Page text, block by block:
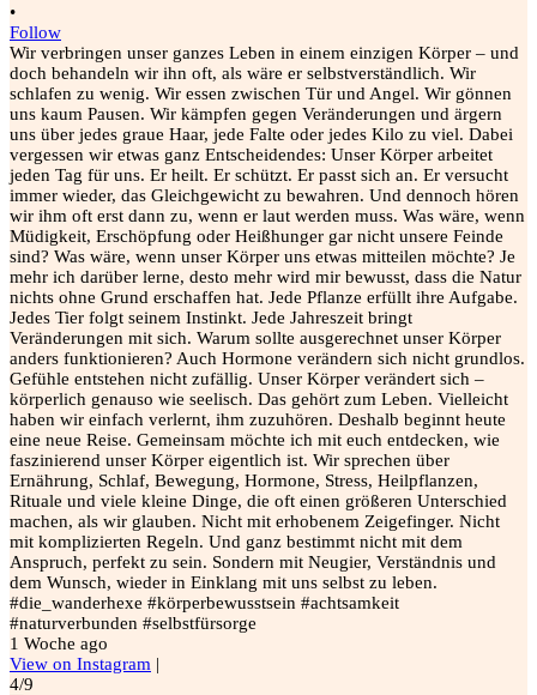
•
Follow
Wir verbringen unser ganzes Leben in einem einzigen Körper – und
doch behandeln wir ihn oft, als wäre er selbstverständlich. Wir
schlafen zu wenig. Wir essen zwischen Tür und Angel. Wir gönnen
uns kaum Pausen. Wir kämpfen gegen Veränderungen und ärgern
uns über jedes graue Haar, jede Falte oder jedes Kilo zu viel. Dabei
vergessen wir etwas ganz Entscheidendes: Unser Körper arbeitet
jeden Tag für uns. Er heilt. Er schützt. Er passt sich an. Er versucht
immer wieder, das Gleichgewicht zu bewahren. Und dennoch hören
wir ihm oft erst dann zu, wenn er laut werden muss. Was wäre, wenn
Müdigkeit, Erschöpfung oder Heißhunger gar nicht unsere Feinde
sind? Was wäre, wenn unser Körper uns etwas mitteilen möchte? Je
mehr ich darüber lerne, desto mehr wird mir bewusst, dass die Natur
nichts ohne Grund erschaffen hat. Jede Pflanze erfüllt ihre Aufgabe.
Jedes Tier folgt seinem Instinkt. Jede Jahreszeit bringt
Veränderungen mit sich. Warum sollte ausgerechnet unser Körper
anders funktionieren? Auch Hormone verändern sich nicht grundlos.
Gefühle entstehen nicht zufällig. Unser Körper verändert sich –
körperlich genauso wie seelisch. Das gehört zum Leben. Vielleicht
haben wir einfach verlernt, ihm zuzuhören. Deshalb beginnt heute
eine neue Reise. Gemeinsam möchte ich mit euch entdecken, wie
faszinierend unser Körper eigentlich ist. Wir sprechen über
Ernährung, Schlaf, Bewegung, Hormone, Stress, Heilpflanzen,
Rituale und viele kleine Dinge, die oft einen größeren Unterschied
machen, als wir glauben. Nicht mit erhobenem Zeigefinger. Nicht
mit komplizierten Regeln. Und ganz bestimmt nicht mit dem
Anspruch, perfekt zu sein. Sondern mit Neugier, Verständnis und
dem Wunsch, wieder in Einklang mit uns selbst zu leben.
#die_wanderhexe #körperbewusstsein #achtsamkeit
#naturverbunden #selbstfürsorge
1 Woche ago
View on Instagram |
4/9